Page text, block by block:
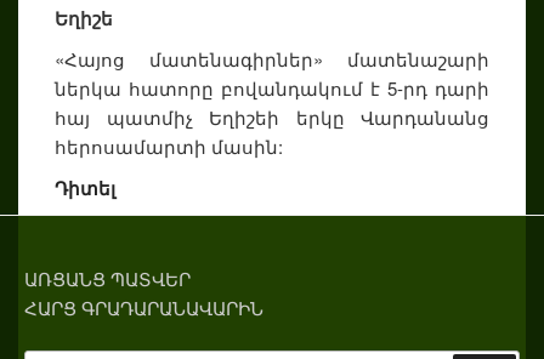
Եղիշե
«Հայոց մատենագիրներ» մատենաշարի
ներկա հատորը բովանդակում է 5-րդ դարի
հայ պատմիչ Եղիշեի երկը Վարդանանց
հերոսամարտի մասին:
Դիտել
ԱՌՑԱՆՑ ՊԱՏՎԵՐ
ՀԱՐՑ ԳՐԱԴԱՐԱՆԱՎԱՐԻՆ